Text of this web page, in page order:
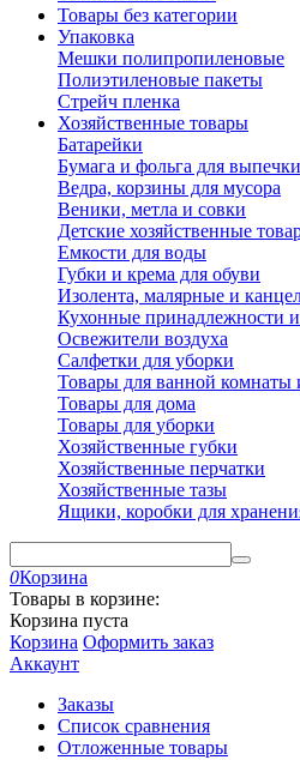
Товары без категории
Упаковка
Мешки полипропиленовые
Полиэтиленовые пакеты
Стрейч пленка
Хозяйственные товары
Батарейки
Бумага и фольга для выпечки
Ведра, корзины для мусора
Веники, метла и совки
Детские хозяйственные
Емкости для воды
Губки и крема для обуви
Изолента, малярные и
Кухонные принадлежности
Освежители воздуха
Салфетки для уборки
Товары для ванной комнаты
Товары для дома
Товары для уборки
Хозяйственные губки
Хозяйственные перчатки
Хозяйственные тазы
Ящики, коробки для
0Корзина
Товары в корзине:
Корзина пуста
Корзина Оформить заказ
Аккаунт
Заказы
Список сравнения
Отложенные товары